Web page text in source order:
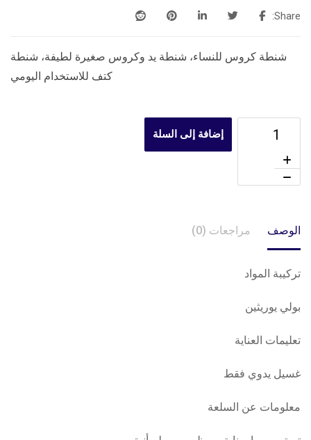
Share:
شنطة كروس للنساء، شنطة يد وكروس صغيرة لطيفة، شنطة
كتف للاستخدام اليومي
إضافة إلى السلة
الوصف مراجعات (0)
تركيبة المواد
بولي يوريثين
تعليمات العناية
غسيل يدوي فقط
معلومات عن السلعة